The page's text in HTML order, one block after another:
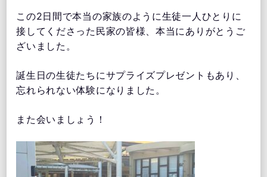
この2日間で本当の家族のように生徒一人ひとりに
接してくださった民家の皆様、本当にありがとうご
ざいました。
誕生日の生徒たちにサプライズプレゼントもあり、
忘れられない体験になりました。
また会いましょう！